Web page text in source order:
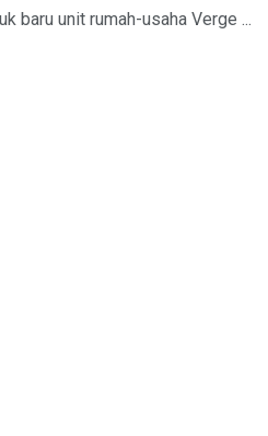
baru unit rumah-usaha Verge ...